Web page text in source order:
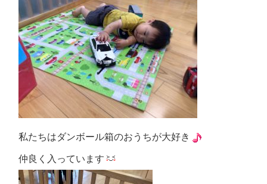
私たちはダンボール箱のおうちが大好き
仲良く入っています